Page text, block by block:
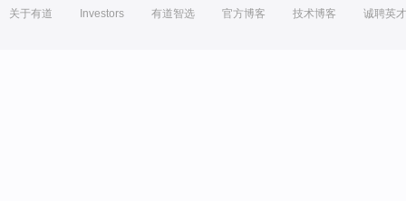
关于有道 Investors 有道智选 官方博客 技术博客 诚聘英才